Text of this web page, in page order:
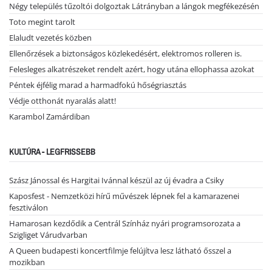
Négy település tűzoltói dolgoztak Látrányban a lángok megfékezésén
Toto megint tarolt
Elaludt vezetés közben
Ellenőrzések a biztonságos közlekedésért, elektromos rolleren is.
Felesleges alkatrészeket rendelt azért, hogy utána ellophassa azokat
Péntek éjfélig marad a harmadfokú hőségriasztás
Védje otthonát nyaralás alatt!
Karambol Zamárdiban
KULTÚRA - LEGFRISSEBB
Szász Jánossal és Hargitai Ivánnal készül az új évadra a Csiky
Kaposfest - Nemzetközi hírű művészek lépnek fel a kamarazenei
fesztiválon
Hamarosan kezdődik a Centrál Színház nyári programsorozata a
Szigliget Várudvarban
A Queen budapesti koncertfilmje felújítva lesz látható ősszel a
mozikban